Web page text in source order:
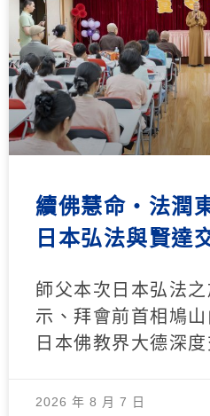
續佛慧命‧法潤
日本弘法與賢達
師父本次日本弘法
示、拜會前首相鳩
日本佛教界大德深
2026 年 8 月 7 日